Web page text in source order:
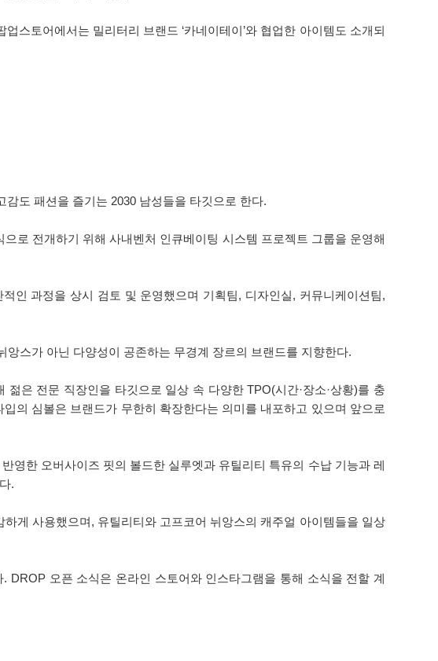
스토어에서는 밀리터리 브랜드 ‘카네이테이’와 협업한 아이템도 소개되
감도 패션을 즐기는 2030 남성들을 타깃으로 한다.
로 전개하기 위해 사내벤처 인큐베이팅 시스템 프로젝트 그룹을 운영해
인 과정을 상시 검토 및 운영했으며 기획팀, 디자인실, 커뮤니케이션팀,
앙스가 아닌 다양성이 공존하는 무경계 장르의 브랜드를 지향한다.
은 전문 직장인을 타깃으로 일상 속 다양한 TPO(시간·장소·상황)를 충
의 심볼은 브랜드가 무한히 확장한다는 의미를 내포하고 있으며 앞으로
영한 오버사이즈 핏의 볼드한 실루엣과 유틸리티 특유의 수납 기능과 레
.
게 사용했으며, 유틸리티와 고프코어 뉘앙스의 캐주얼 아이템들을 일상
오픈 소식은 온라인 스토어와 인스타그램을 통해 소식을 전할 계